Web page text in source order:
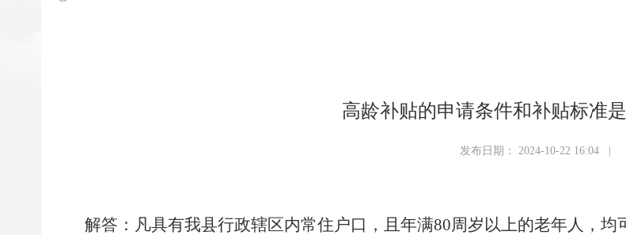
高龄补贴的申请条件和补贴标准
发布日期： 2024-10-22 16:04 |
解答：凡具有我县行政辖区内常住户口，且年满80周岁以上的老年人，均